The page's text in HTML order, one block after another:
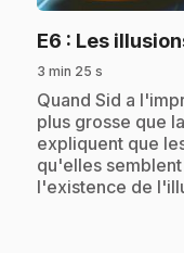
E6 : Les
3 min 25 s
.Quand Sid a
plus grosse que
expliquent que
qu'elles
l'existence de